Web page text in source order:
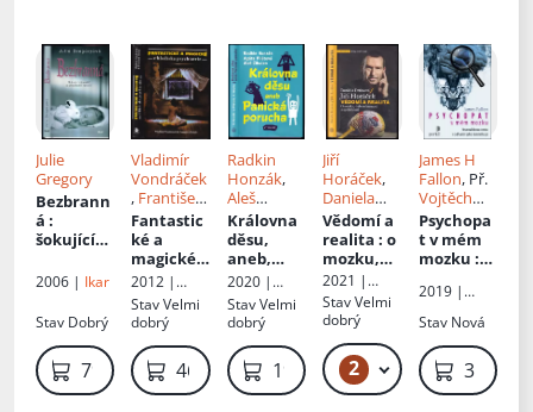
ěním
Julie
Gregory
Bezbrann
á :
šokující
umučené
m dětství
2006 | Ikar
Stav Dobrý
79 Kč
Vladimír
Vondráček
, František
Holub
Fantastic
ké a
magické z
hlediska
psychiatri
e
2012 |
Columbus
StavVelmi
dobrý
469 Kč
Radkin
Honzák,
Aleš
Cibulka,
Agáta
Pilátová
Královna
děsu,
aneb,
Panická
porucha
2020 |
Vyšehrad
StavVelmi
dobrý
199 Kč
Jiří
Horáček,
Daniela
Drtinová
Vědomí a
realita: o
mozku,
duševní
nemoci a
společnos
2021 |
Vyšehrad
StavVelmi
dobrý
2 289 Kč
James H
Fallon, Př.
Vojtěch
Pišl
Psychopa
t v mém
mozku :
cova
cesta k
odhalení
jeho
temného
já
2019 |
Stav Nová
319 Kč